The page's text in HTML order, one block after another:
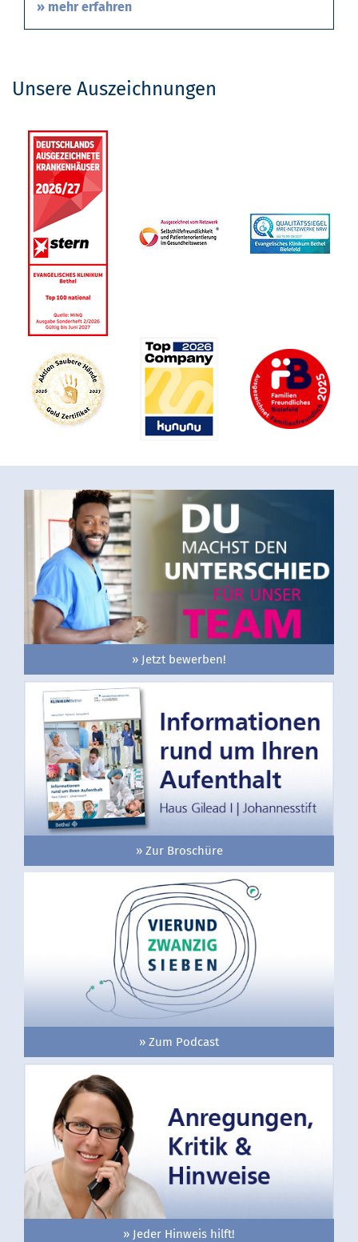
» mehr erfahren
Unsere Auszeichnungen
» Jetzt bewerben!
» Zur Broschüre
» Zum Podcast
» Jeder Hinweis hilft!